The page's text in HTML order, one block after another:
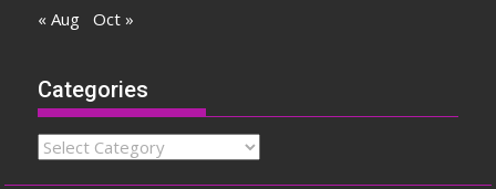
« Aug Oct »
Categories
Categories